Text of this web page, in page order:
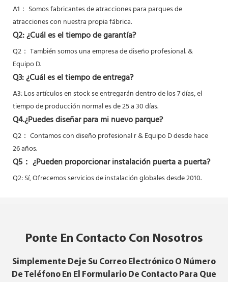
A1： Somos fabricantes de atracciones para parques de
atracciones con nuestra propia fábrica.
Q2: ¿Cuál es el tiempo de garantía?
Q2： También somos una empresa de diseño profesional. &
Equipo D.
Q3: ¿Cuál es el tiempo de entrega?
A3: Los artículos en stock se entregarán dentro de los 7 días, el
tiempo de producción normal es de 25 a 30 días.
Q4.¿Puedes diseñar para mi nuevo parque?
Q2： Contamos con diseño profesional r & Equipo D desde hace
26 años.
Q5： ¿Pueden proporcionar instalación puerta a puerta?
Q2: Sí,Ofrecemos servicios de instalación globales desde 2010.
Ponte En Contacto Con Nosotros
Simplemente Deje Su Correo Electrónico O Número
De Teléfono En El Formulario De Contacto Para Que